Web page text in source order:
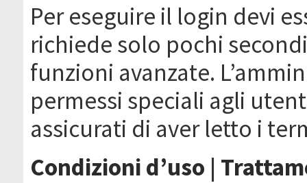
Per eseguire il login devi
richiede solo pochi
funzioni avanzate.
permessi speciali agli
assicurati di aver letto i
Condizioni d’uso |